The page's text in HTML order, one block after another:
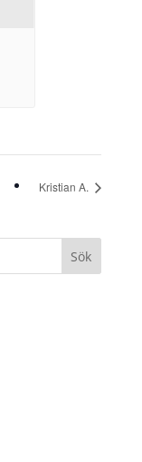
Kristian A.